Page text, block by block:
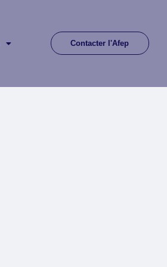
Contacter l'Afep